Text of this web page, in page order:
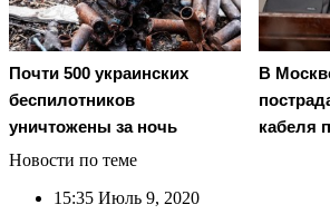
Почти 500 украинских
беспилотников
уничтожены за ночь
В
кабеля
Новости по теме
15:35 Июль 9, 2020